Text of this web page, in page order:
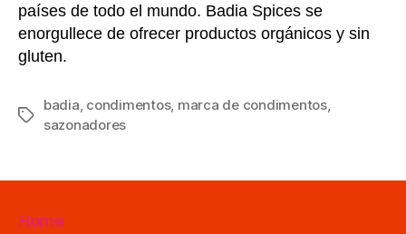
países de todo el mundo. Badia Spices se
enorgullece de ofrecer productos orgánicos y sin
gluten.
Etiquetas
badia condimentos, marca de condimentos,
sazonadores
Home